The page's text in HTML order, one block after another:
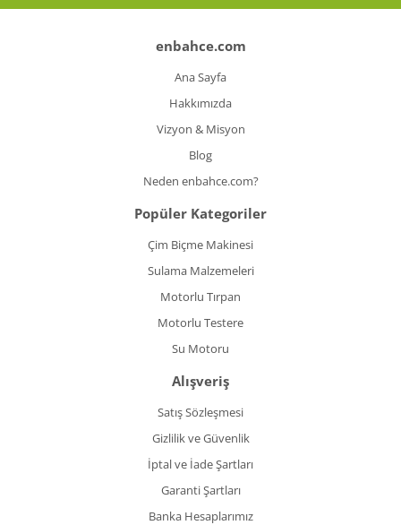
enbahce.com
Ana Sayfa
Hakkımızda
Vizyon & Misyon
Blog
Neden enbahce.com?
Popüler Kategoriler
Çim Biçme Makinesi
Sulama Malzemeleri
Motorlu Tırpan
Motorlu Testere
Su Motoru
Alışveriş
Satış Sözleşmesi
Gizlilik ve Güvenlik
İptal ve İade Şartları
Garanti Şartları
Banka Hesaplarımız